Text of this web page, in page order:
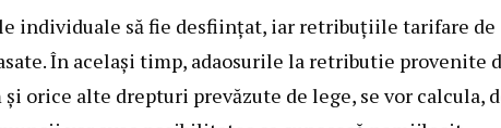
individuale să fie desfiinţat, iar retribuţiile tarifare de
În acelaşi timp, adaosurile la retributie provenite
orice alte drepturi prevăzute de lege, se vor calcula,